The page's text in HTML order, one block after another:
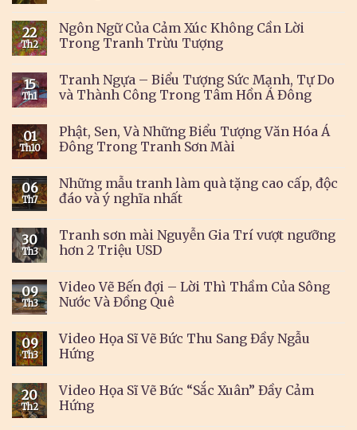
22
Th2
Ngôn Ngữ Của Cảm Xúc Không Cần Lời
Trong Tranh Trừu Tượng
15
Th1
Tranh Ngựa – Biểu Tượng Sức Mạnh, Tự Do
và Thành Công Trong Tâm Hồn Á Đông
01
Th10
Phật, Sen, Và Những Biểu Tượng Văn Hóa Á
Đông Trong Tranh Sơn Mài
06
Th7
Những mẫu tranh làm quà tặng cao cấp, độc
đáo và ý nghĩa nhất
30
Th3
Tranh sơn mài Nguyễn Gia Trí vượt ngưỡng
hơn 2 Triệu USD
09
Th3
Video Vẽ Bến đợi – Lời Thì Thầm Của Sông
Nước Và Đồng Quê
09
Th3
Video Họa Sĩ Vẽ Bức Thu Sang Đầy Ngẫu
Hứng
20
Th2
Video Họa Sĩ Vẽ Bức “Sắc Xuân” Đầy Cảm
Hứng